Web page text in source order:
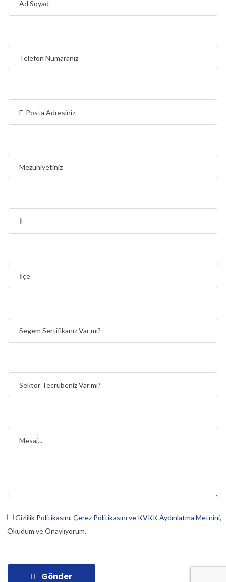
Gizlilik Politikasını, Çerez Politikasını ve KVKK Aydınlatma Metnini,
Okudum ve Onaylıyorum.
Gönder